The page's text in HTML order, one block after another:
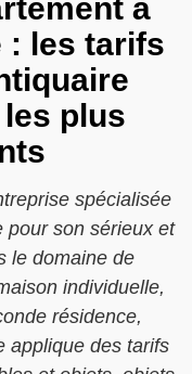
à
: les tarifs
plus
spécialisée
pour son sérieux et
le domaine de
individuelle,
résidence,
applique des tarifs